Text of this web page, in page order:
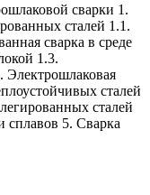
сварки 1.
сталей 1.1.
сварка в среде
1.3.
Электрошлаковая
сталей
сталей
сплавов 5. Сварка